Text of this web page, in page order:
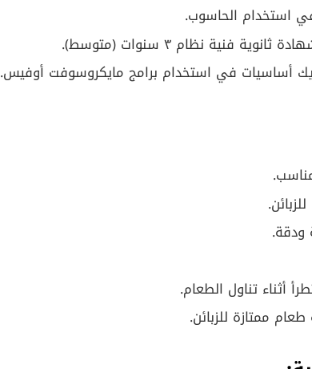
استخدام الحاسوب.
فنية نظام ٣ سنوات (متوسط).
أساسيات في استخدام برامج مايكروسوفت أوفيس.
ودقة.
أثناء تناول الطعام.
ممتازة للزبائن.